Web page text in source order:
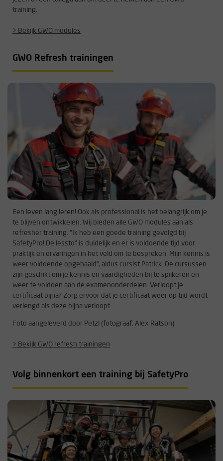
training.
> Bekijk GWO modules
GWO Refresh trainingen
Een leven lang leren! Ook als professional is het belangrijk om je
te blijven ontwikkelen. Wij bieden alle GWO modules aan als
refresher training. “Ik heb een goede training gevolgd bij
SafetyPro! De lesstof is duidelijk en er is voldoende tijd voor
praktijk en ervaringen in het veld om te bespreken. Mijn kennis is
weer voldoende opgehaald", aldus cursist Patrick. De cursussen
zijn geschikt om je kennis en vaardigheden bij te spijkeren en
weer te voldoen aan de examenonderdelen. Verloopt je
certificaat bijna? Zorg ervoor dat je certificaat weer op tijd wordt
verlengd als deze bijna verloopt.
Foto aangeleverd door Petzl (fotograaf: Alex Ratson)
> Bekijk GWO refresh trainingen
Volg binnenkort een training bij SafetyPro